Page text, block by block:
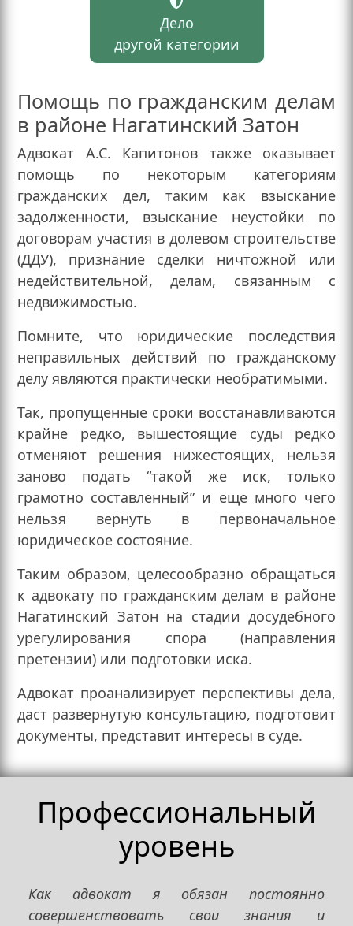
Дело
другой категории
Помощь по гражданским делам
в районе Нагатинский Затон
Адвокат А.С. Капитонов также оказывает
помощь по некоторым категориям
гражданских дел, таким как взыскание
задолженности, взыскание неустойки по
договорам участия в долевом строительстве
(ДДУ), признание сделки ничтожной или
недействительной, делам, связанным с
недвижимостью.
Помните, что юридические последствия
неправильных действий по гражданскому
делу являются практически необратимыми.
Так, пропущенные сроки восстанавливаются
крайне редко, вышестоящие суды редко
отменяют решения нижестоящих, нельзя
заново подать “такой же иск, только
грамотно составленный” и еще много чего
нельзя вернуть в первоначальное
юридическое состояние.
Таким образом, целесообразно обращаться
к адвокату по гражданским делам в районе
Нагатинский Затон на стадии досудебного
урегулирования спора (направления
претензии) или подготовки иска.
Адвокат проанализирует перспективы дела,
даст развернутую консультацию, подготовит
документы, представит интересы в суде.
Профессиональный
уровень
Как адвокат я обязан постоянно
совершенствовать свои знания и